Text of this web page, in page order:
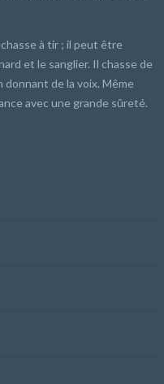
à tir ; il peut être
et le sanglier. Il chasse de
de la voix. Même
avec une grande sûreté.